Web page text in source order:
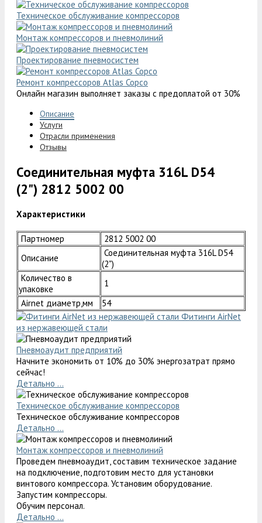
Техническое обслуживание компрессоров
Монтаж компрессоров и пневмолиний
Проектирование пневмосистем
Ремонт компрессоров Atlas Copco
Онлайн магазин выполняет заказы с предоплатой от 30%
Описание
Услуги
Отрасли применения
Отзывы
Соединительная муфта 316L D54
(2") 2812 5002 00
Характеристики
Партномер
2812 5002 00
Описание
Соединительная муфта 316L D54
(2")
Количество в
упаковке
1
Airnet диаметр,мм
54
Фитинги AirNet
из нержавеющей стали
Пневмоаудит предприятий
Начните экономить от 10% до 30% энергозатрат прямо
сейчас!
Детально ...
Техническое обслуживание компрессоров
Техническое обслуживание компрессоров
Детально ...
Монтаж компрессоров и пневмолиний
Проведем пневмоаудит, составим техническое задание
на подключение, подготовим место для установки
винтового компрессора. Установим оборудование.
Запустим компрессоры.
Обучим персонал.
Детально ...